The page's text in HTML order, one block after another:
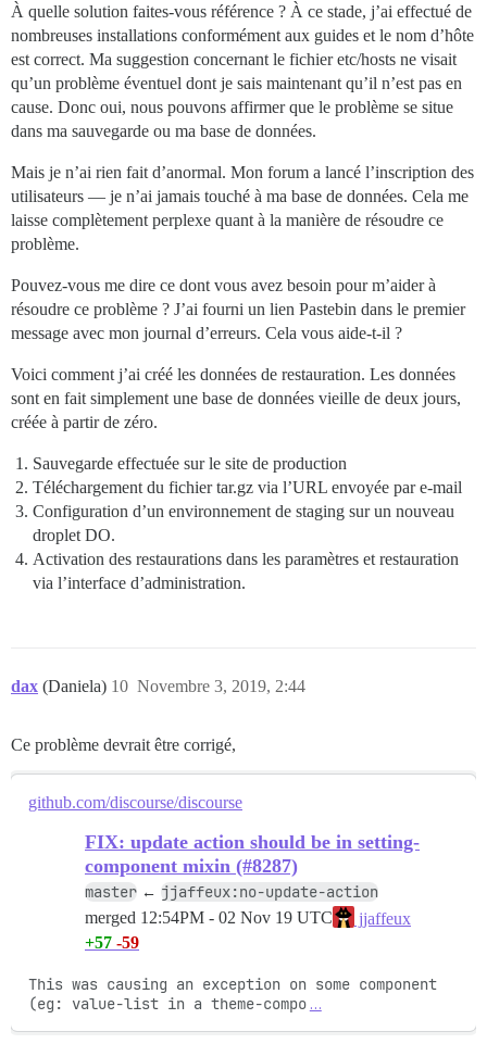
À quelle solution faites-vous référence ? À ce stade, j’ai effectué de
nombreuses installations conformément aux guides et le nom d’hôte
est correct. Ma suggestion concernant le fichier etc/hosts ne visait
qu’un problème éventuel dont je sais maintenant qu’il n’est pas en
cause. Donc oui, nous pouvons affirmer que le problème se situe
dans ma sauvegarde ou ma base de données.
Mais je n’ai rien fait d’anormal. Mon forum a lancé l’inscription des
utilisateurs — je n’ai jamais touché à ma base de données. Cela me
laisse complètement perplexe quant à la manière de résoudre ce
problème.
Pouvez-vous me dire ce dont vous avez besoin pour m’aider à
résoudre ce problème ? J’ai fourni un lien Pastebin dans le premier
message avec mon journal d’erreurs. Cela vous aide-t-il ?
Voici comment j’ai créé les données de restauration. Les données
sont en fait simplement une base de données vieille de deux jours,
créée à partir de zéro.
Sauvegarde effectuée sur le site de production
Téléchargement du fichier tar.gz via l’URL envoyée par e-mail
Configuration d’un environnement de staging sur un nouveau
droplet DO.
Activation des restaurations dans les paramètres et restauration
via l’interface d’administration.
dax (Daniela) Novembre 3, 2019, 2:44
10
Ce problème devrait être corrigé,
github.com/discourse/discourse
FIX: update action should be in setting-
component mixin (#8287)
master ← jjaffeux:no-update-action
merged 12:54PM - 02 Nov 19 UTC
jjaffeux
+57 -59
This was causing an exception on some component
(eg: value-list in a theme-compo …